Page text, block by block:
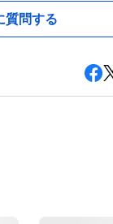
質問する